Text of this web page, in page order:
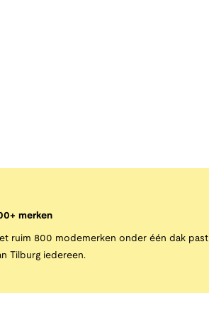
merken
ruim 800 modemerken onder één dak past
Tilburg iedereen.